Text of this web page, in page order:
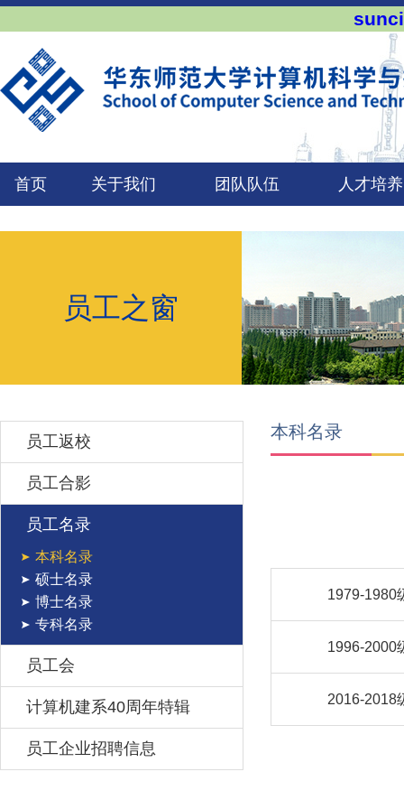
首页 关于我们 团队队伍 人才培养
员工之窗
员工返校
员工合影
员工名录
本科名录
硕士名录
博士名录
专科名录
员工会
计算机建系40周年特辑
员工企业招聘信息
本科名录
1979-1980
1996-2000
2016-2018